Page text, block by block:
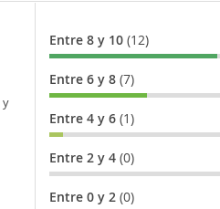
y
Entre 8 y 10 (12)
Entre 6 y 8 (7)
Entre 4 y 6 (1)
Entre 2 y 4 (0)
Entre 0 y 2 (0)